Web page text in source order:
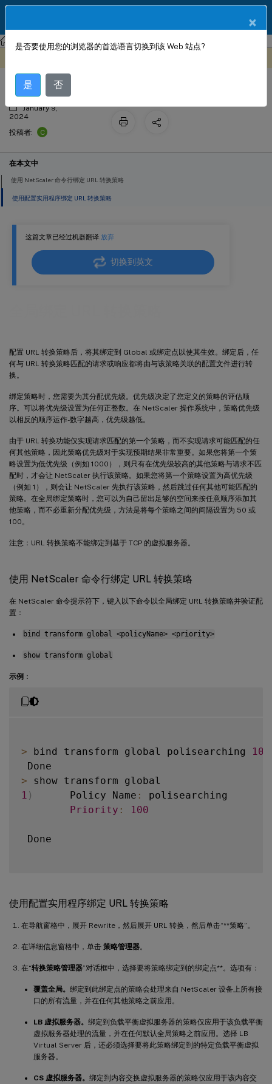
NetScaler NetScaler 14.1 AppExpert
这篇文章已经过机器翻译.放弃
切换到英文
配置 URL 转换策略后，将其绑定到 Global 或绑定点以使其生效。绑定后，任
何与 URL 转换策略匹配的请求或响应都将由与该策略关联的配置文件进行转
换。
绑定策略时，您需要为其分配优先级。优先级决定了您定义的策略的评估顺
序。可以将优先级设置为任何正整数。在 NetScaler 操作系统中，策略优先级
以相反的顺序运作-数字越高，优先级越低。
由于 URL 转换功能仅实现请求匹配的第一个策略，而不实现请求可能匹配的任
何其他策略，因此策略优先级对于实现预期结果非常重要。如果您将第一个策
略设置为低优先级（例如 1000），则只有在优先级较高的其他策略与请求不匹
配时，才会让 NetScaler 执行该策略。如果您将第一个策略设置为高优先级
（例如 1），则会让 NetScaler 先执行该策略，然后跳过任何其他可能匹配的
策略。在全局绑定策略时，您可以为自己留出足够的空间来按任意顺序添加其
他策略，而不必重新分配优先级，方法是将每个策略之间的间隔设置为 50 或
100。
注意：URL 转换策略不能绑定到基于 TCP 的虚拟服务器。
使用 NetScaler 命令行绑定 URL 转换策略
在 NetScaler 命令提示符下，键入以下命令以全局绑定 URL 转换策略并验证配
置：
bind transform global <policyName> <priority>
show transform global
示例 ：
> bind transform global polisearching
100
>
1 )
      Policy Name
:
polisearching
Priority : 100
Done
使用配置实用程序绑定 URL 转换策略
在导航窗格中，展开 Rewrite，然后展开 URL 转换，然后单击“**策略”。
在详细信息窗格中，单击 策略管理器。
在“转换策略管理器”对话框中，选择要将策略绑定到的绑定点**。选项有：
覆盖全局。 绑定到此绑定点的策略会处理来自 NetScaler 设备上所有接
口的所有流量，并在任何其他策略之前应用。
LB 虚拟服务器。 绑定到负载平衡虚拟服务器的策略仅应用于该负载平衡
虚拟服务器处理的流量，并在任何默认全局策略之前应用。选择 LB
Virtual Server 后，还必须选择要将此策略绑定到的特定负载平衡虚拟
服务器。
CS 虚拟服务器。 绑定到内容交换虚拟服务器的策略仅应用于该内容交
全局绑定 URL 转换策略
January 9,
2024
投稿者:
C
在本文中
使用 NetScaler 命令行绑定 URL 转换策略
使用配置实用程序绑定 URL 转换策略
×
是否要使用您的浏览器的首选语言切换到该 Web 站点?
是 否